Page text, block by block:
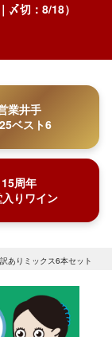
切：8/18）
業井手
ベスト6
15周年
りワイン
ありミックス6本セット